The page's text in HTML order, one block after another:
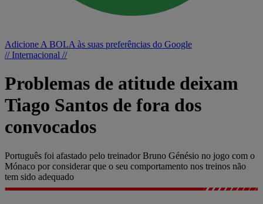
Adicione A BOLA às suas preferências do Google
// Internacional //
Problemas de atitude deixam
Tiago Santos de fora dos
convocados
Português foi afastado pelo treinador Bruno Génésio no jogo com o
Mónaco por considerar que o seu comportamento nos treinos não
tem sido adequado